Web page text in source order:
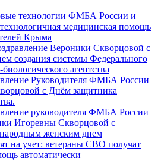
технологии ФМБА России и
медицинская помощь
Крыма
Вероники Скворцовой с
создания системы Федерального
агентства
Руководителя ФМБА России
с Днём защитника
руководителя ФМБА России
Игоревны Скворцовой с
женским днем
на учет: ветераны СВО получат
автоматически